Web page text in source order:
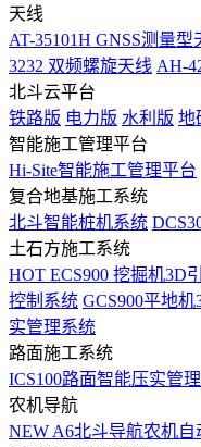
天线
AT-35101H GNSS测量型
3232 双频螺旋天线 AH-
北斗云平台
铁路版 电力版 水利版 地
智能施工管理平台
Hi-Site智能施工管理平台
复合地基施工系统
北斗智能桩机系统
土石方施工系统
HOT ECS900 挖掘机3D
控制系统 GCS900平地
实管理系统
路面施工系统
ICS100路面智能压实管
农机导航
NEW A6北斗导航农机自